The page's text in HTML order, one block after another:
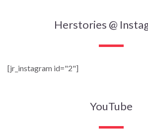
Herstories @
[jr_instagram id="2"]
YouTube